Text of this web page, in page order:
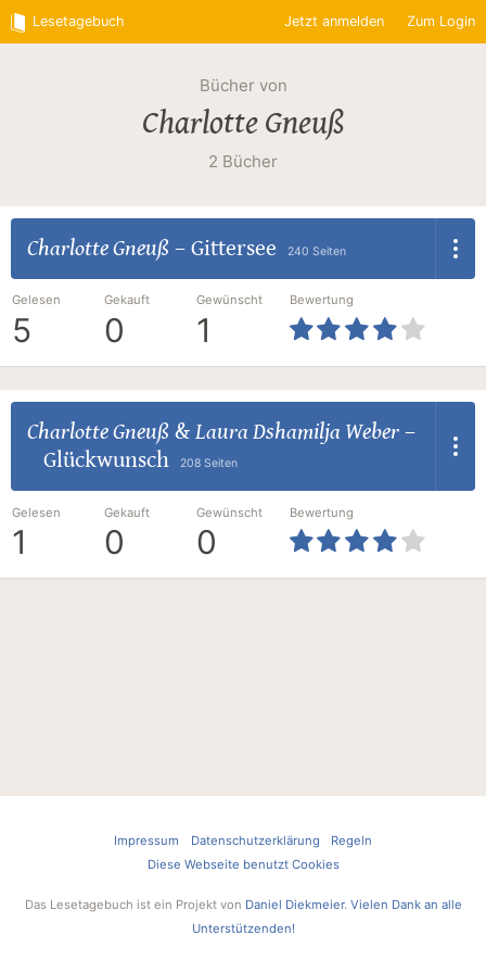
Lesetagebuch Jetzt anmelden Zum Login
Bücher von
Charlotte Gneuß
2 Bücher
Charlotte Gneuß – Gittersee 240 Seiten
Gelesen
5
Gekauft
0
Gewünscht
1
Bewertung
Charlotte Gneuß & Laura Dshamilja Weber–
Glückwunsch
208 Seiten
Gelesen
1
Gekauft
0
Gewünscht
0
Bewertung
Impressum Datenschutzerklärung
Regeln
Diese Webseite benutzt Cookies
Das Lesetagebuch ist ein Projekt von Daniel Diekmeier. Vielen Dank an alle
Unterstützenden!